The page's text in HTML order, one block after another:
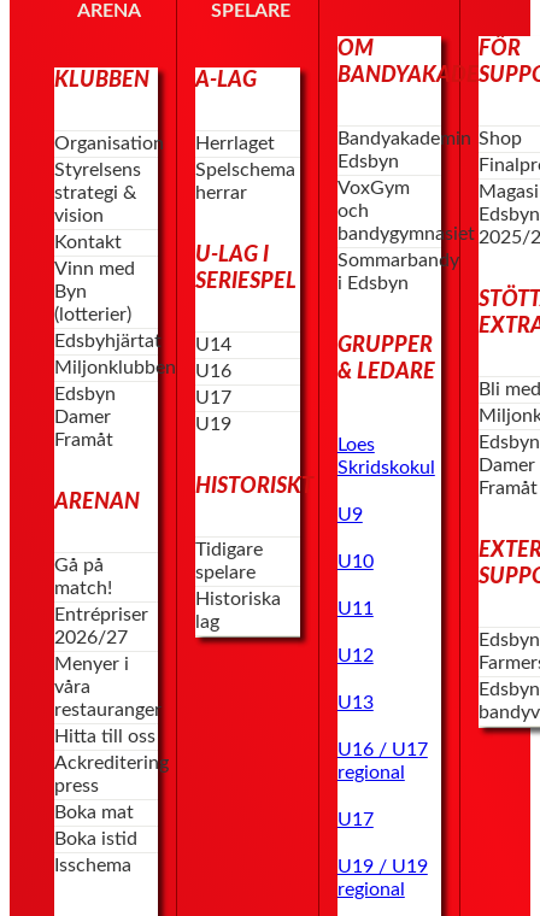
ARENA
KLUBBEN
Organisation
Styrelsens
strategi &
vision
Kontakt
Vinn med
Byn
(lotterier)
Edsbyhjärtat
Miljonklubben
Edsbyn
Damer
Framåt
ARENAN
Gå på
match!
Entrépriser
2026/27
Menyer i
våra
restauranger
Hitta till oss
Ackreditering
press
Boka mat
Boka istid
Isschema
SPELARE
A-LAG
Herrlaget
Spelschema
herrar
U-LAG I
SERIESPEL
U14
U16
U17
U19
HISTORISKT
Tidigare
spelare
Historiska
lag
OM
BANDYAKADEMIN
Bandyakademin
Edsbyn
VoxGym
och
bandygymnasiet
Sommarbandy
i Edsbyn
GRUPPER
& LEDARE
Loes
Skridskokul
U9
U10
U11
U12
U13
U16 / U17
regional
U17
U19 / U19
regional
FÖR
Shop
Edsbyn
2025/
Bli
Edsbyn
Damer
Framåt